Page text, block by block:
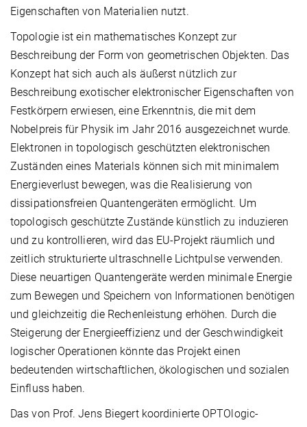
Eigenschaften von Materialien nutzt.
Topologie ist ein mathematisches Konzept zur
Beschreibung der Form von geometrischen Objekten. Das
Konzept hat sich auch als äußerst nützlich zur
Beschreibung exotischer elektronischer Eigenschaften von
Festkörpern erwiesen, eine Erkenntnis, die mit dem
Nobelpreis für Physik im Jahr 2016 ausgezeichnet wurde.
Elektronen in topologisch geschützten elektronischen
Zuständen eines Materials können sich mit minimalem
Energieverlust bewegen, was die Realisierung von
dissipationsfreien Quantengeräten ermöglicht. Um
topologisch geschützte Zustände künstlich zu induzieren
und zu kontrollieren, wird das EU-Projekt räumlich und
zeitlich strukturierte ultraschnelle Lichtpulse verwenden.
Diese neuartigen Quantengeräte werden minimale Energie
zum Bewegen und Speichern von Informationen benötigen
und gleichzeitig die Rechenleistung erhöhen. Durch die
Steigerung der Energieeffizienz und der Geschwindigkeit
logischer Operationen könnte das Projekt einen
bedeutenden wirtschaftlichen, ökologischen und sozialen
Einfluss haben.
Das von Prof. Jens Biegert koordinierte OPTOlogic-